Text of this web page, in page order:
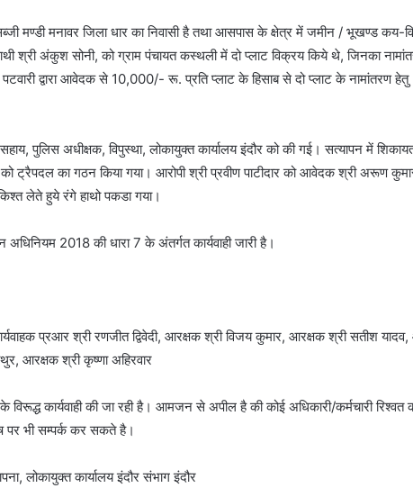
मण्डी मनावर जिला धार का निवासी है तथा आसपास के क्षेत्र में जमीन / भूखण्ड कय-
श्री अंकुश सोनी, को ग्राम पंचायत कस्थली में दो प्लाट विक्रय किये थे, जिनका
द्वारा आवेदक से 10,000/- रू. प्रति प्लाट के हिसाब से दो प्लाट के नामांतरण हेतु
पुलिस अधीक्षक, विपुस्था, लोकायुक्त कार्यालय इंदौर को की गई। सत्यापन में
का गठन किया गया। आरोपी श्री प्रवीण पाटीदार को आवेदक श्री अरूण कुमार
लेते हुये रंगे हाथो पकडा गया।
अधिनियम 2018 की धारा 7 के अंतर्गत कार्यवाही जारी है।
प्रआर श्री रणजीत द्विवेदी, आरक्षक श्री विजय कुमार, आरक्षक श्री सतीश
आरक्षक श्री कृष्णा अहिरवार
विरूद्ध कार्यवाही की जा रही है। आमजन से अपील है की कोई अधिकारी/कर्मचारी रिश्वत
पर भी सम्पर्क कर सकते है।
लोकायुक्त कार्यालय इंदौर संभाग इंदौर